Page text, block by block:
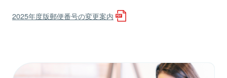
2025年度版郵便番号の変更案内